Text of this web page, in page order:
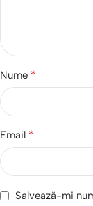
Nume *
Email *
Salvează-mi